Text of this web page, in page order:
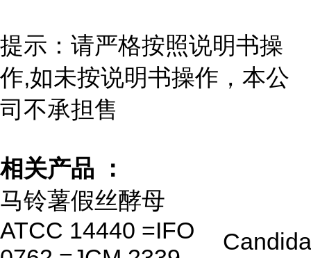
提示：请严格按照说明书操
作,如未按说明书操作，本公
司不承担售
相关产品 ：
马铃薯假丝酵母
ATCC 14440 =IFO